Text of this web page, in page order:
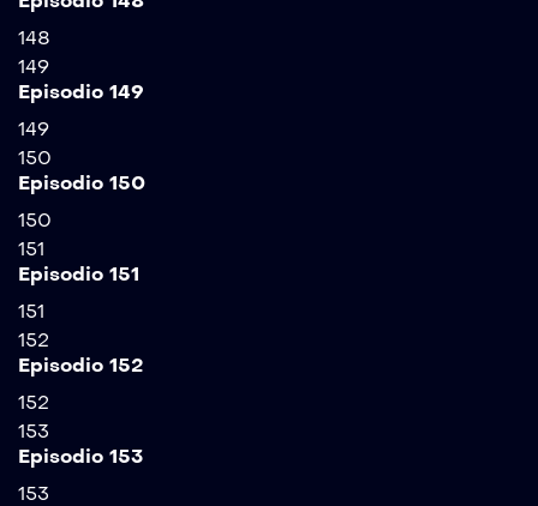
148
149
Episodio 149
149
150
Episodio 150
150
151
Episodio 151
151
152
Episodio 152
152
153
Episodio 153
153